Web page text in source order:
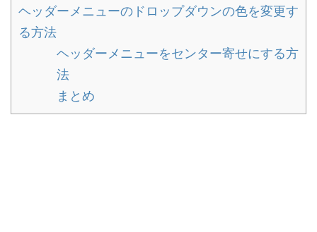
ヘッダーメニューのドロップダウンの色を変更す
る方法
ヘッダーメニューをセンター寄せにする方
法
まとめ